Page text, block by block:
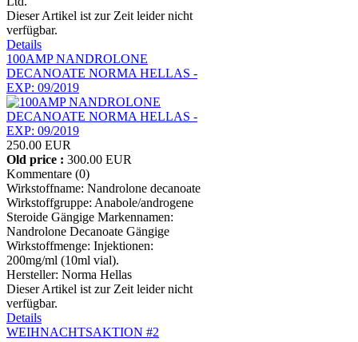
Dieser Artikel ist zur Zeit leider nicht
verfügbar.
Details
100AMP NANDROLONE
DECANOATE NORMA HELLAS -
EXP: 09/2019
250.00 EUR
Old price : 300.00 EUR
Kommentare (0)
Wirkstoffname: Nandrolone decanoate
Wirkstoffgruppe: Anabole/androgene
Steroide Gängige Markennamen:
Nandrolone Decanoate Gängige
Wirkstoffmenge: Injektionen:
200mg/ml (10ml vial).
Hersteller: Norma Hellas
Dieser Artikel ist zur Zeit leider nicht
verfügbar.
Details
WEIHNACHTSAKTION #2